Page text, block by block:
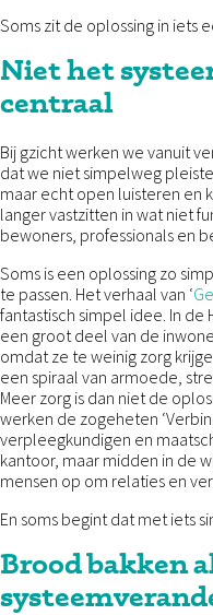
Soms zit de oplossing in iets
Niet het
centraal
Bij gzicht werken we vanuit
dat we niet simpelweg
maar echt open luisteren en
langer vastzitten in wat niet
bewoners, professionals en
Soms is een oplossing zo
te passen. Het verhaal van ‘
fantastisch simpel idee. In de
een groot deel van de
omdat ze te weinig zorg
een spiraal van armoede,
Meer zorg is dan niet de
werken de zogeheten
verpleegkundigen en
kantoor, maar midden in de
mensen op om relaties en
En soms begint dat met iets
Brood bakken